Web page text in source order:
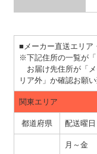
■メーカー直送エリア
※下記住所の一覧が「
お届け先住所が「メ
リア外」か確認お願い
関東エリア
都道府県 配送曜日
月～金